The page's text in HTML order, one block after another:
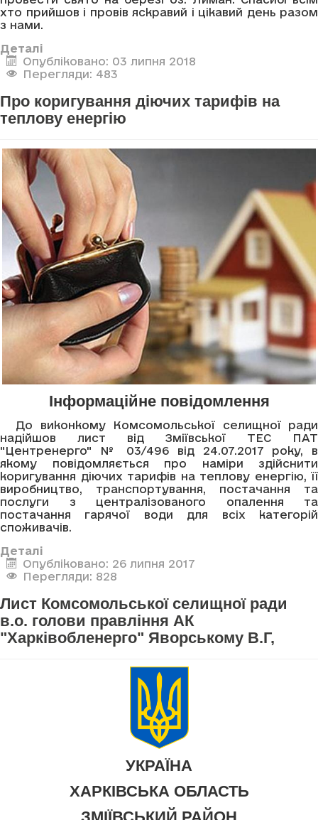
хто прийшов і провів яскравий і цікавий день разом
з нами.
Деталі
Опубліковано: 03 липня 2018
Перегляди: 483
Про коригування діючих тарифів на
теплову енергію
Інформаційне повідомлення
До виконкому Комсомольської селищної ради
надійшов лист від Зміївської ТЕС ПАТ
"Центренерго" № 03/496 від 24.07.2017 року, в
якому повідомляється про наміри здійснити
коригування діючих тарифів на теплову енергію, її
виробництво, транспортування, постачання та
послуги з централізованого опалення та
постачання гарячої води для всіх категорій
споживачів.
Деталі
Опубліковано: 26 липня 2017
Перегляди: 828
Лист Комсомольської селищної ради
в.о. голови правління АК
"Харківобленерго" Яворському В.Г,
УКРАЇНА
ХАРКІВСЬКА ОБЛАСТЬ